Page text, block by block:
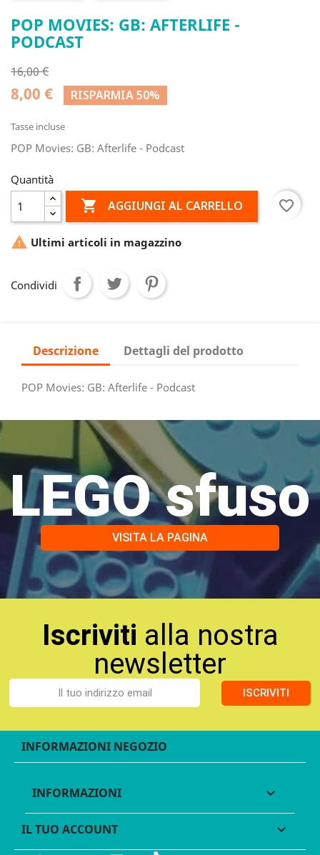
POP MOVIES: GB: AFTERLIFE -
PODCAST
16,00 €
8,00 € RISPARMIA 50%
Tasse incluse
POP Movies: GB: Afterlife - Podcast
Quantità
 AGGIUNGI AL CARRELLO favorite_border
 Ultimi articoli in magazzino
Condividi
Descrizione Dettagli del prodotto
POP Movies: GB: Afterlife - Podcast
LEGO sfuso
VISITA LA PAGINA
Iscriviti alla nostra
newsletter
ISCRIVITI
INFORMAZIONI NEGOZIO
INFORMAZIONI 
IL TUO ACCOUNT 